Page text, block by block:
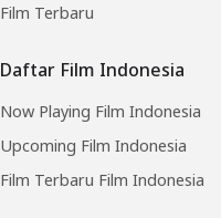
Film Terbaru
Daftar Film Indonesia
Now Playing Film Indonesia
Upcoming Film Indonesia
Film Terbaru Film Indonesia